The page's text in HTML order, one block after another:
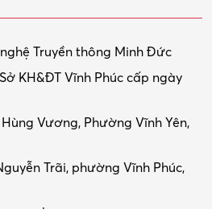
máy
Truyền thông Minh Đức
KH&ĐT Vĩnh Phúc cấp ngày
Vương, Phường Vĩnh Yên,
Trãi, phường Vĩnh Phúc,